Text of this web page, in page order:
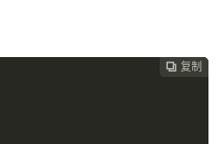
 复制
 复制
 复制
 复制